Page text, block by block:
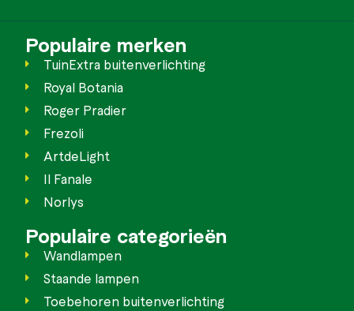
Populaire merken
TuinExtra buitenverlichting
Royal Botania
Roger Pradier
Frezoli
ArtdeLight
Il Fanale
Norlys
Populaire categorieën
Wandlampen
Staande lampen
Toebehoren buitenverlichting